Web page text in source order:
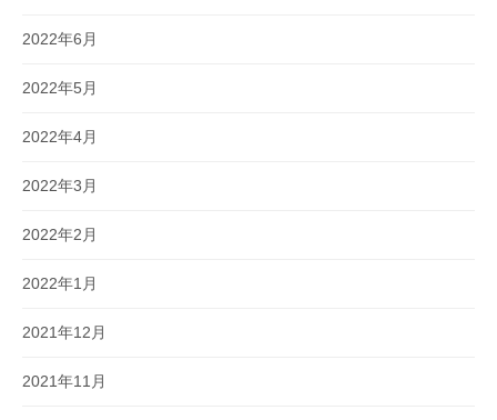
2022年6月
2022年5月
2022年4月
2022年3月
2022年2月
2022年1月
2021年12月
2021年11月